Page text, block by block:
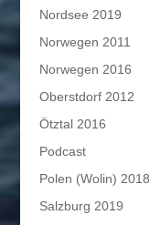
Nordsee 2019
Norwegen 2011
Norwegen 2016
Oberstdorf 2012
Ötztal 2016
Podcast
Polen (Wolin) 2018
Salzburg 2019